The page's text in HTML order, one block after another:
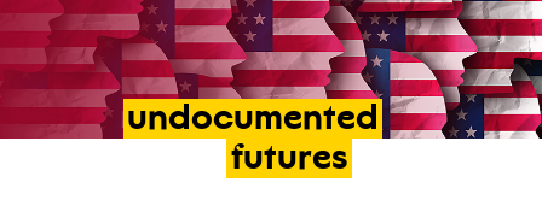
undocumented
futures